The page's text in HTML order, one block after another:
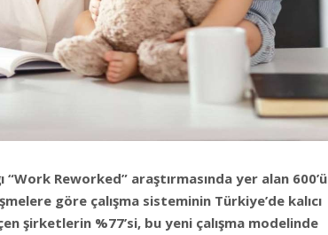
Reworked” araştırmasında yer alan 600’ü
göre çalışma sisteminin Türkiye’de kalıcı
şirketlerin %77’si, bu yeni çalışma modelinde